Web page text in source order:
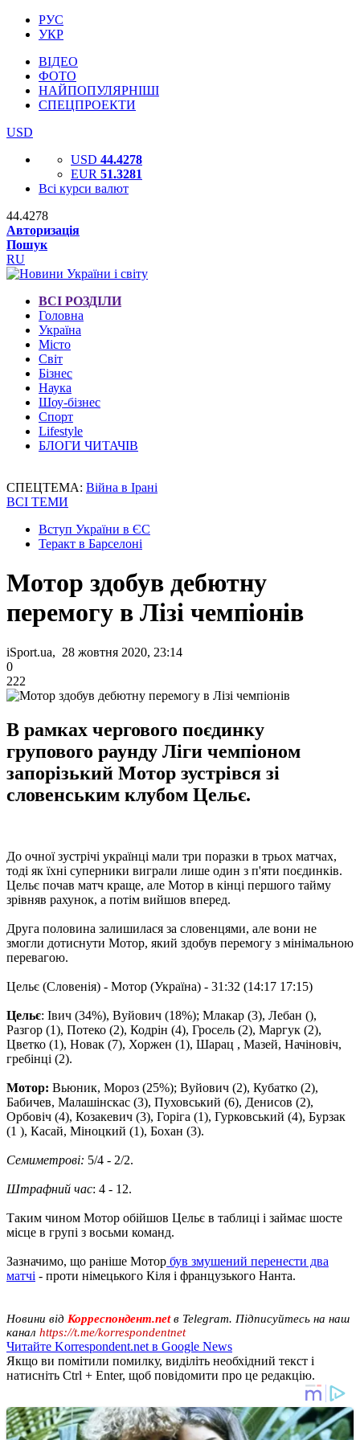
РУС
УКР
ВІДЕО
ФОТО
НАЙПОПУЛЯРНІШІ
СПЕЦПРОЕКТИ
USD
USD 44.4278
EUR 51.3281
Всі курси валют
44.4278
Авторизація
Пошук
RU
ВСІ РОЗДІЛИ
Головна
Україна
Місто
Світ
Бізнес
Наука
Шоу-бізнес
Спорт
Lifestyle
БЛОГИ ЧИТАЧІВ
СПЕЦТЕМА: Війна в Ірані
ВСІ ТЕМИ
Вступ України в ЄС
Теракт в Барселоні
Мотор здобув дебютну
перемогу в Лізі чемпіонів
iSport.ua, 28 жовтня 2020, 23:14
0
222
В рамках чергового поєдинку
групового раунду Ліги чемпіоном
запорізький Мотор зустрівся зі
словенським клубом Цельє.
До очної зустрічі українці мали три поразки в трьох матчах,
тоді як їхні суперники виграли лише один з п'яти поєдинків.
Цельє почав матч краще, але Мотор в кінці першого тайму
зрівняв рахунок, а потім вийшов вперед.
Друга половина залишилася за словенцями, але вони не
змогли дотиснути Мотор, який здобув перемогу з мінімальною
перевагою.
Цельє (Словенія) - Мотор (Україна) - 31:32 (14:17 17:15)
Цельє: Івич (34%), Вуйович (18%); Млакар (3), Лебан (),
Разгор (1), Потеко (2), Кодрін (4), Гросель (2), Маргук (2),
Цветко (1), Новак (7), Хоржен (1), Шарац , Мазей, Начіновіч,
гребінці (2).
Мотор: Вьюник, Мороз (25%); Вуйович (2), Кубатко (2),
Бабичев, Малашінскас (3), Пуховський (6), Денисов (2),
Орбовіч (4), Козакевич (3), Горіга (1), Гурковський (4), Бурзак
(1 ), Касай, Міноцкий (1), Бохан (3).
Семиметрові: 5/4 - 2/2.
Штрафний час: 4 - 12.
Таким чином Мотор обійшов Цельє в таблиці і займає шосте
місце в групі з восьми команд.
Зазначимо, що раніше Мотор був змушений перенести два
матчі - проти німецького Кіля і французького Нанта.
Новини від Корреспондент.netв Telegram. Підписуйтесь на наш
канал https://t.me/korrespondentnet
Читайте Korrespondent.net в Google News
Якщо ви помітили помилку, виділіть необхідний текст і
натисніть Ctrl + Enter, щоб повідомити про це редакцію.